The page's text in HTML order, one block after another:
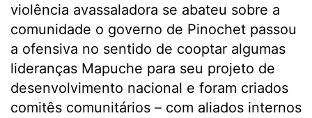
violência avassaladora se abateu sobre a
comunidade o governo de Pinochet passou
a ofensiva no sentido de cooptar algumas
lideranças Mapuche para seu projeto de
desenvolvimento nacional e foram criados
comitês comunitários – com aliados internos